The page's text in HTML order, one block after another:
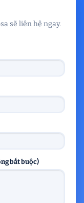
sẽ liên hệ ngay.
bắt buộc)